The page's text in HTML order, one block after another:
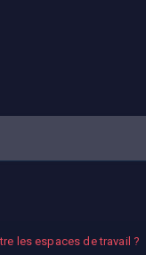
les espaces de travail ?